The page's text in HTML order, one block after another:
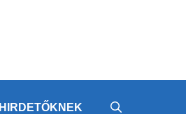
HIRDETŐKNEK